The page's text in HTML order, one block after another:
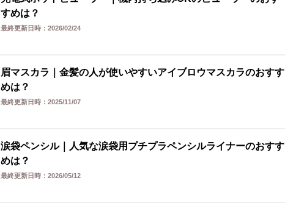
すめは？
最終更新日時： 2026/02/24
眉マスカラ｜金髪の人が使いやすいアイブロウマスカラのおすす
めは？
最終更新日時： 2025/11/07
涙袋ペンシル｜人気な涙袋用プチプラペンシルライナーのおすす
めは？
最終更新日時： 2026/05/12